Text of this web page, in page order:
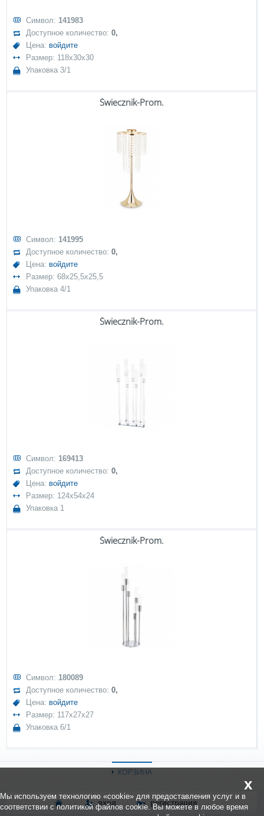
Символ: 141983
Доступное количество:0,
Цена: войдите
Размер: 118x30x30
Упаковка 3/1
Świecznik-Prom.
Символ: 141995
Доступное количество:0,
Цена: войдите
Размер: 68x25,5x25,5
Упаковка 4/1
Świecznik-Prom.
Символ: 169413
Доступное количество:0,
Цена: войдите
Размер: 124x54x24
Упаковка 1
Świecznik-Prom.
Символ: 180089
Доступное количество:0,
Цена: войдите
Размер: 117x27x27
Упаковка 6/1
КОРЗИНА
вход регистрация
x
Мы используем технологию «cookie» для предоставления услуг и в
соответствии с политикой файлов cookie. Вы можете в любое время